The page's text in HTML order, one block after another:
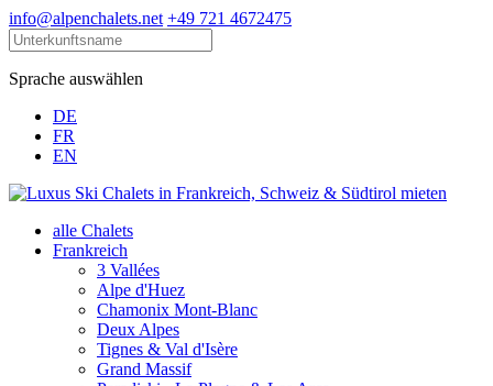
info@alpenchalets.net +49 721 4672475
Sprache auswählen
DE
FR
EN
alle Chalets
Frankreich
3 Vallées
Alpe d'Huez
Chamonix Mont-Blanc
Deux Alpes
Tignes & Val d'Isère
Grand Massif